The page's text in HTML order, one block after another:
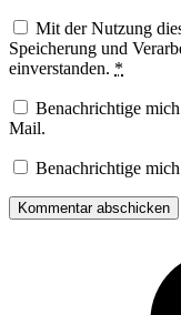
Mit der Nutzung
Speicherung und
einverstanden. *
Benachrichtige
Mail.
Benachrichtige